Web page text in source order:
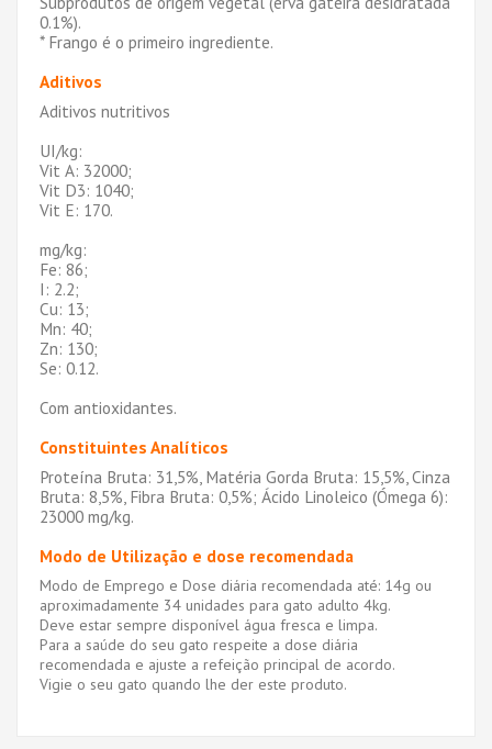
0.1%).
* Frango é o primeiro ingrediente.
Aditivos
Aditivos nutritivos
UI/kg:
Vit A: 32000;
Vit D3: 1040;
Vit E: 170.
mg/kg:
Fe: 86;
I: 2.2;
Cu: 13;
Mn: 40;
Zn: 130;
Se: 0.12.
Com antioxidantes.
Constituintes Analíticos
Proteína Bruta: 31,5%, Matéria Gorda Bruta: 15,5%, Cinza
Bruta: 8,5%, Fibra Bruta: 0,5%; Ácido Linoleico (Ómega 6):
23000 mg/kg.
Modo de Utilização e dose recomendada
Modo de Emprego e Dose diária recomendada até: 14g ou
aproximadamente 34 unidades para gato adulto 4kg.
Deve estar sempre disponível água fresca e limpa.
Para a saúde do seu gato respeite a dose diária
recomendada e ajuste a refeição principal de acordo.
Vigie o seu gato quando lhe der este produto.